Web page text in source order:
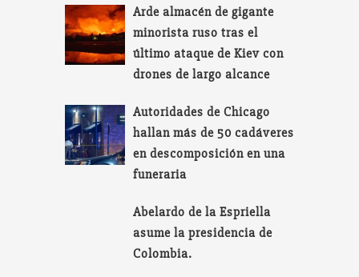
Arde almacén de gigante
minorista ruso tras el
último ataque de Kiev con
drones de largo alcance
Autoridades de Chicago
hallan más de 50 cadáveres
en descomposición en una
funeraria
Abelardo de la Espriella
asume la presidencia de
Colombia.